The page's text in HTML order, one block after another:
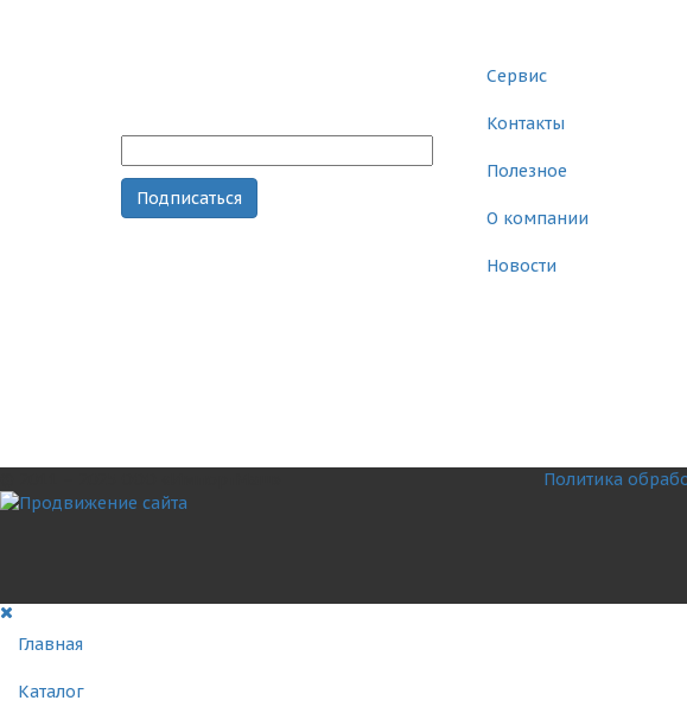
Сервис
Контакты
Полезное
О компании
Новости
Политика
Главная
Каталог